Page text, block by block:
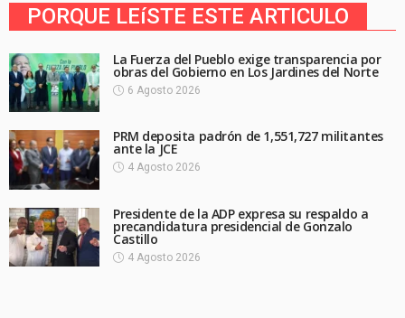
PORQUE LEíSTE ESTE ARTICULO
La Fuerza del Pueblo exige transparencia por
obras del Gobierno en Los Jardines del Norte
6 Agosto 2026
PRM deposita padrón de 1,551,727 militantes
ante la JCE
4 Agosto 2026
Presidente de la ADP expresa su respaldo a
precandidatura presidencial de Gonzalo
Castillo
4 Agosto 2026